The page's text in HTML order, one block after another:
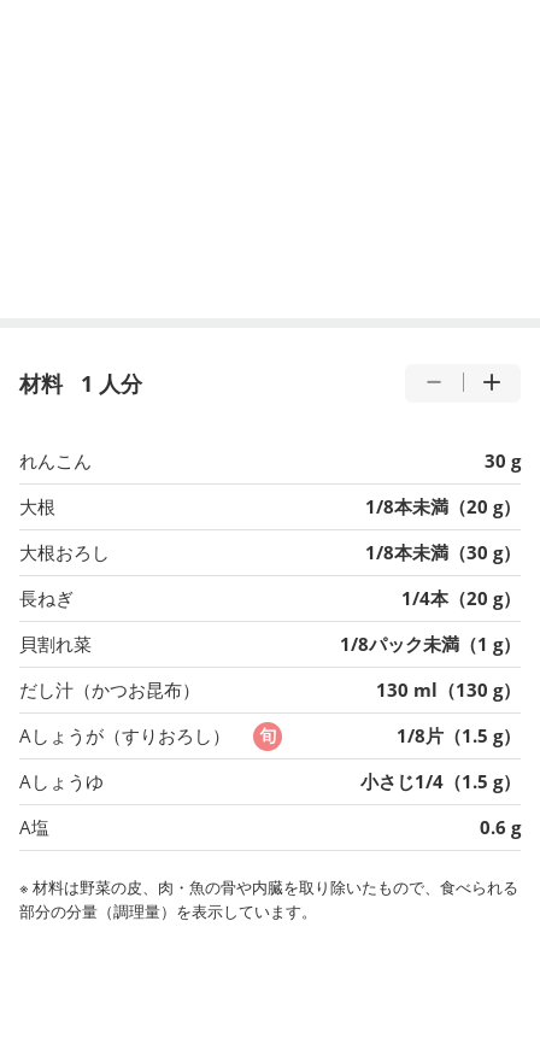
材料 1 人分
れんこん
30 g
大根
1/8本未満（20 g）
大根おろし
1/8本未満（30 g）
長ねぎ
1/4本（20 g）
貝割れ菜
1/8パック未満（1 g）
だし汁（かつお昆布）
130 ml（130 g）
Aしょうが（すりおろし）
1/8片（1.5 g）
Aしょうゆ
小さじ1/4（1.5 g）
A塩
0.6 g
※ 材料は野菜の皮、肉・魚の骨や内臓を取り除いたもので、食べられる
部分の分量（調理量）を表示しています。